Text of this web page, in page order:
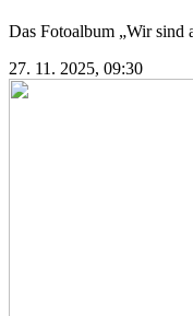
Das Fotoalbum „Wir sind
27. 11. 2025, 09:30